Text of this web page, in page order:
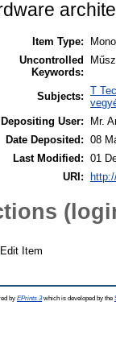
Item Type:
Uncontrolled
Keywords:
Subjects: T
Depositing User:
Mr.
Date Deposited: 08
Last Modified: 01
URI:
Edit Item
by EPrints 3which is developed by the